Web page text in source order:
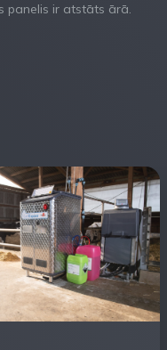
panelis ir atstāts ārā.